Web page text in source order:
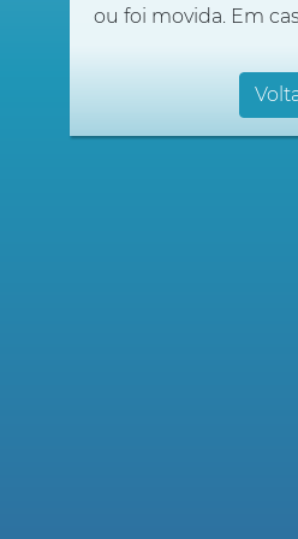
ou foi movida. Em